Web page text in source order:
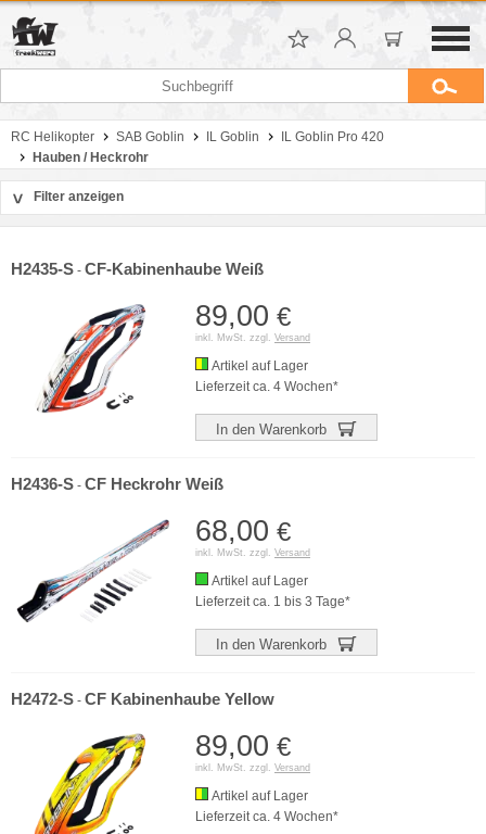
RC Helikopter SAB Goblin IL Goblin
IL Goblin Pro 420
Hauben / Heckrohr
> Filter anzeigen
H2435-S - CF-Kabinenhaube Weiß
89,00 €
inkl. MwSt. zzgl. Versand
Artikel auf Lager
Lieferzeit ca. 4 Wochen*
In den Warenkorb
H2436-S - CF Heckrohr Weiß
68,00 €
inkl. MwSt. zzgl. Versand
Artikel auf Lager
Lieferzeit ca. 1 bis 3 Tage*
In den Warenkorb
H2472-S - CF Kabinenhaube Yellow
89,00 €
inkl. MwSt. zzgl. Versand
Artikel auf Lager
Lieferzeit ca. 4 Wochen*